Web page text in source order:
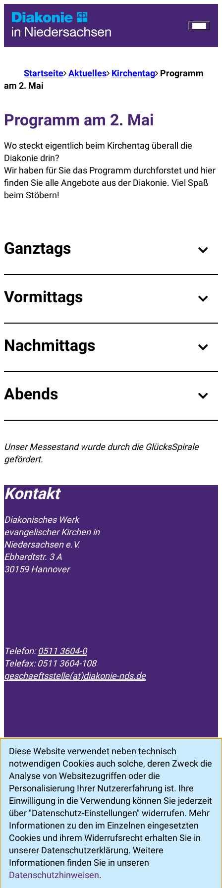
Startseite Aktuelles Kirchentag Programm
am 2. Mai
Programm am 2. Mai
Wo steckt eigentlich beim Kirchentag überall die
Diakonie drin?
Wir haben für Sie das Programm durchforstet und hier
finden Sie alle Angebote aus der Diakonie. Viel Spaß
beim Stöbern!
Ganztags
Vormittags
Nachmittags
Abends
Unser Messestand wurde durch die GlücksSpirale
gefördert.
Kontakt
Diakonisches Werk
evangelischer Kirchen in
­Niedersachsen e.V.
Ebhardtstr. 3 A
30159 Hannover
Telefon:0511 3604-0
Telefax: 0511 3604-108
geschaeftsstelle(at)diakonie-nds.de
Öffnungszeiten
Mo. - Do.: 7:30 Uhr - 16:30 Uhr
Freitag: 7:30 Uhr - 13:30 Uhr
©ZertSozial
Diese Website verwendet neben technisch
notwendigen Cookies auch solche, deren Zweck die
Analyse von Websitezugriffen oder die
Personalisierung Ihrer Nutzererfahrung ist. Ihre
Einwilligung in die Verwendung können Sie jederzeit
über "Datenschutz-Einstellungen" widerrufen. Mehr
Informationen zu den im Einzelnen eingesetzten
Cookies und ihrem Widerrufsrecht erhalten Sie in
unserer Datenschutzerklärung. Weitere
Informationen finden Sie in unseren
Datenschutzhinweisen.